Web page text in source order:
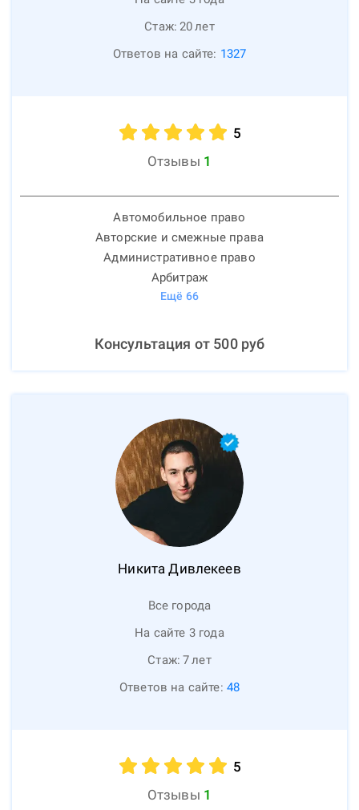
Стаж: 20лет
Ответов на сайте: 1327
5
Отзывы 1
Автомобильное право
Авторские и смежные права
Административное право
Арбитраж
Ещё 66
Консультация от 500руб
Никита Дивлекеев
Все города
На сайте 3 года
Стаж: 7лет
Ответов на сайте: 48
5
Отзывы 1